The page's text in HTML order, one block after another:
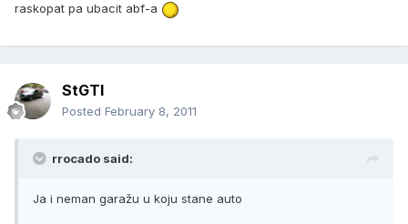
raskopat pa ubacit abf-a
StGTI
Posted February 8, 2011
rrocado said:
Ja i neman garažu u koju stane auto